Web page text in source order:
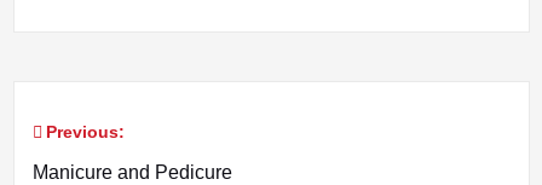
Post
Previous:
Manicure and Pedicure